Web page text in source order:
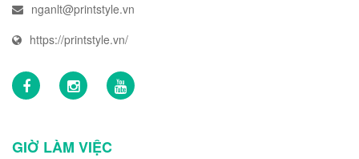
nganlt@printstyle.vn
https://printstyle.vn/
GIỜ LÀM VIỆC